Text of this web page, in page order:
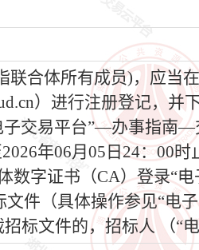
合体所有成员)，应当
）进行注册登记，并
交易平台”—办事指南
年06月05日24：00
字证书（CA）登录“
件（具体操作参见“
标文件的，招标人 （“